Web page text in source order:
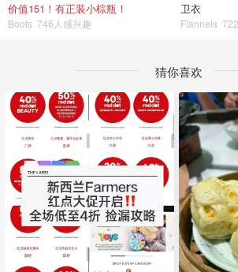
价值151！有正装小棕瓶！
Boots 746人感兴趣
卫衣
Flannels
猜你喜欢